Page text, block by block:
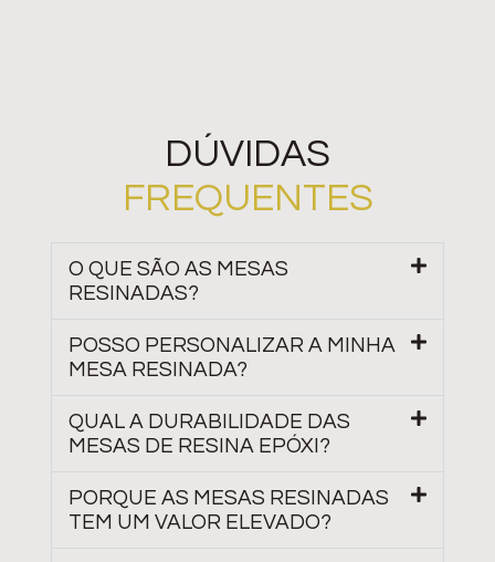
DÚVIDAS
FREQUENTES
O QUE SÃO AS MESAS
RESINADAS?
POSSO PERSONALIZAR A MINHA
MESA RESINADA?
QUAL A DURABILIDADE DAS
MESAS DE RESINA EPÓXI?
PORQUE AS MESAS RESINADAS
TEM UM VALOR ELEVADO?